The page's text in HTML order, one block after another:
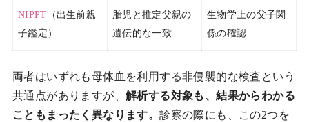
NIPPT （出生前親
子鑑定）
胎児と推定父親の
遺伝的な一致
生物学上の父子関
係の確認
両者はいずれも母体血を利用する非侵襲的な検査という
共通点がありますが、 解析する対象も、結果からわかる
こともまったく異なります。診察の際にも、この2つを